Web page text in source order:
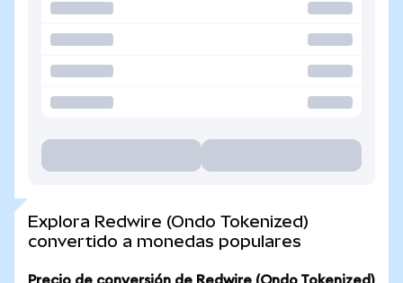
Explora Redwire (Ondo Tokenized)
convertido a monedas populares